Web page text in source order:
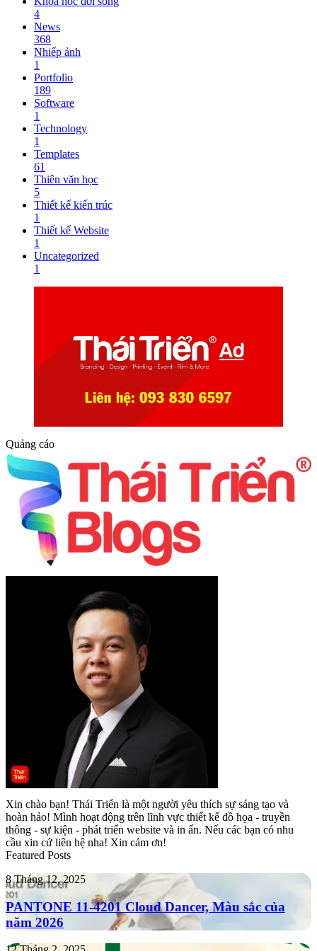
4
News
368
Nhiếp ảnh
1
Portfolio
189
Software
1
Technology
1
Templates
61
Thiên văn học
5
Thiết kế kiến trúc
1
Thiết kế Website
1
Uncategorized
1
Quảng cáo
Xin chào bạn! Thái Triển là một người yêu thích sự sáng tạo và
hoàn hảo! Mình hoạt động trên lĩnh vực thiết kế đồ họa - truyền
thông - sự kiện - phát triển website và in ấn. Nếu các bạn có nhu
cầu xin cứ liên hệ nha! Xin cảm ơn!
Featured Posts
PANTONE
11-
4201
Cloud
Dancer,
Màu
8 Tháng 12, 2025
PANTONE 11-4201 Cloud Dancer, Màu sắc của
năm 2026